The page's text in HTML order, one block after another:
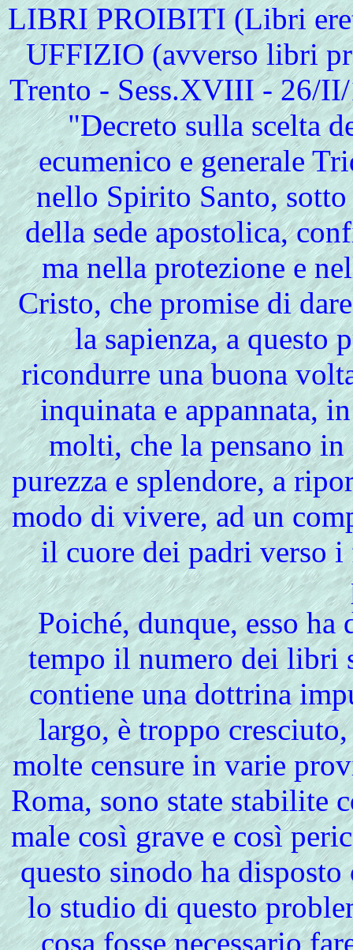
LIBRI PROIBITI (Libri
UFFIZIO (avverso libri
Trento - Sess.XVIII - 26/
"Decreto sulla scelta
ecumenico e generale
nello Spirito Santo,
della sede apostolica,
ma nella protezione e
Cristo, che promise di
la sapienza, a questo
ricondurre una buona
inquinata e appannata,
molti, che la pensano
purezza e splendore, a
modo di vivere, ad un
il cuore dei padri verso
Poiché, dunque, esso ha
tempo il numero dei libri
contiene una dottrina
largo, è troppo
molte censure in varie
Roma, sono state stabilite
male così grave e così
questo sinodo ha
lo studio di questo
cosa fosse necessario